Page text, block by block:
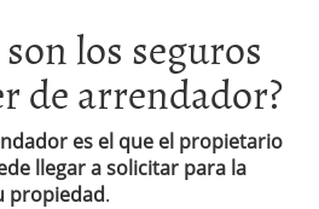
los seguros
de arrendador?
es el que el propietario
llegar a solicitar para la
propiedad.